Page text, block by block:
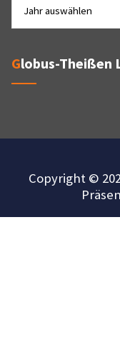
Globus-Theißen
Copyright ©